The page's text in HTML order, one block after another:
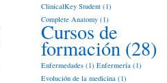
ClinicalKey Student (1)
Complete Anatomy (1)
Cursos de
formación (28)
Enfermedades (1) Enfermería (1)
Evolución de la medicina (1)